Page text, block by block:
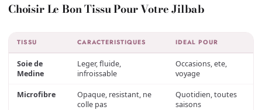
Choisir Le Bon Tissu Pour Votre Jilbab
TISSU CARACTERISTIQUES IDEAL POUR
Soie de
Medine
Leger, fluide,
infroissable
Occasions, ete,
voyage
Microfibre
Opaque, resistant, ne
colle pas
Quotidien, toutes
saisons